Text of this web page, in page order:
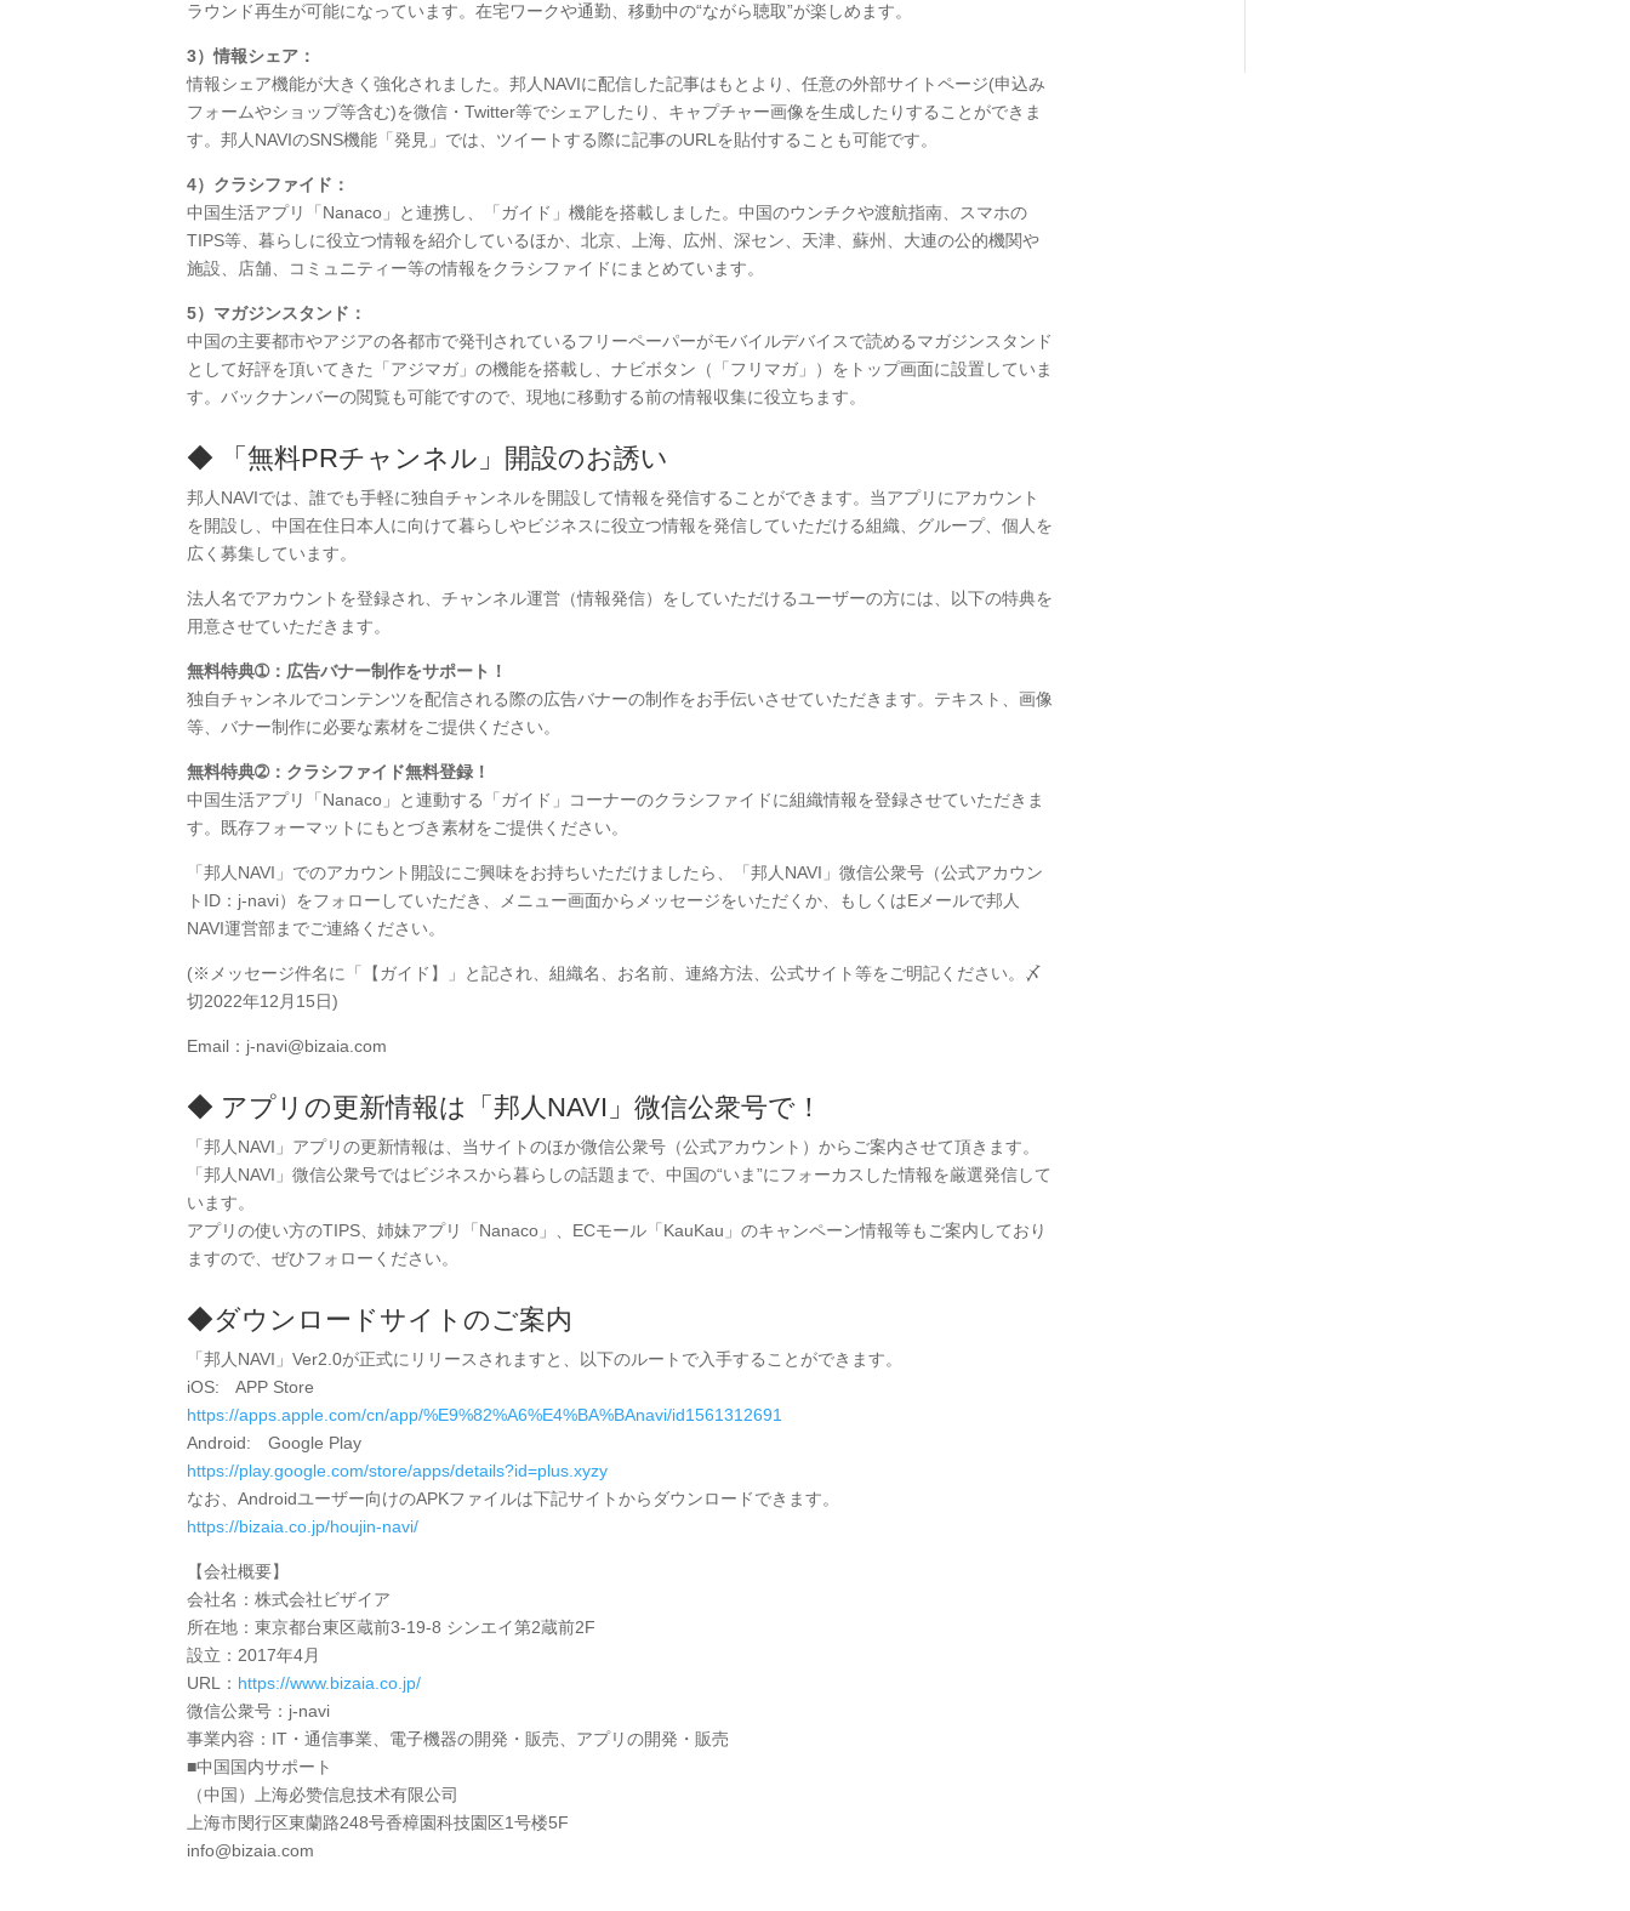
ラウンド再生が可能になっています。在宅ワークや通勤、移動中の“ながら聴取”が楽しめます。
3）情報シェア：
情報シェア機能が大きく強化されました。邦人NAVIに配信した記事はもとより、任意の外部サイトページ(申込み
フォームやショップ等含む)を微信・Twitter等でシェアしたり、キャプチャー画像を生成したりすることができま
す。邦人NAVIのSNS機能「発見」では、ツイートする際に記事のURLを貼付することも可能です。
4）クラシファイド：
中国生活アプリ「Nanaco」と連携し、「ガイド」機能を搭載しました。中国のウンチクや渡航指南、スマホの
TIPS等、暮らしに役立つ情報を紹介しているほか、北京、上海、広州、深セン、天津、蘇州、大連の公的機関や
施設、店舗、コミュニティー等の情報をクラシファイドにまとめています。
5）マガジンスタンド：
中国の主要都市やアジアの各都市で発刊されているフリーペーパーがモバイルデバイスで読めるマガジンスタンド
として好評を頂いてきた「アジマガ」の機能を搭載し、ナビボタン（「フリマガ」）をトップ画面に設置していま
す。バックナンバーの閲覧も可能ですので、現地に移動する前の情報収集に役立ちます。
◆ 「無料PRチャンネル」開設のお誘い
邦人NAVIでは、誰でも手軽に独自チャンネルを開設して情報を発信することができます。当アプリにアカウント
を開設し、中国在住日本人に向けて暮らしやビジネスに役立つ情報を発信していただける組織、グループ、個人を
広く募集しています。
法人名でアカウントを登録され、チャンネル運営（情報発信）をしていただけるユーザーの方には、以下の特典を
用意させていただきます。
無料特典➀：広告バナー制作をサポート！
独自チャンネルでコンテンツを配信される際の広告バナーの制作をお手伝いさせていただきます。テキスト、画像
等、バナー制作に必要な素材をご提供ください。
無料特典➁：クラシファイド無料登録！
中国生活アプリ「Nanaco」と連動する「ガイド」コーナーのクラシファイドに組織情報を登録させていただきま
す。既存フォーマットにもとづき素材をご提供ください。
「邦人NAVI」でのアカウント開設にご興味をお持ちいただけましたら、「邦人NAVI」微信公衆号（公式アカウン
トID：j-navi）をフォローしていただき、メニュー画面からメッセージをいただくか、もしくはEメールで邦人
NAVI運営部までご連絡ください。
(※メッセージ件名に「【ガイド】」と記され、組織名、お名前、連絡方法、公式サイト等をご明記ください。〆
切2022年12月15日)
Email：j-navi@bizaia.com
◆ アプリの更新情報は「邦人NAVI」微信公衆号で！
「邦人NAVI」アプリの更新情報は、当サイトのほか微信公衆号（公式アカウント）からご案内させて頂きます。
「邦人NAVI」微信公衆号ではビジネスから暮らしの話題まで、中国の“いま”にフォーカスした情報を厳選発信して
います。
アプリの使い方のTIPS、姉妹アプリ「Nanaco」、ECモール「KauKau」のキャンペーン情報等もご案内しており
ますので、ぜひフォローください。
◆ダウンロードサイトのご案内
「邦人NAVI」Ver2.0が正式にリリースされますと、以下のルートで入手することができます。
iOS: APP Store
https://apps.apple.com/cn/app/%E9%82%A6%E4%BA%BAnavi/id1561312691
Android: Google Play
https://play.google.com/store/apps/details?id=plus.xyzy
なお、Androidユーザー向けのAPKファイルは下記サイトからダウンロードできます。
https://bizaia.co.jp/houjin-navi/
【会社概要】
会社名：株式会社ビザイア
所在地：東京都台東区蔵前3-19-8 シンエイ第2蔵前2F
設立：2017年4月
URL： https://www.bizaia.co.jp/
微信公衆号：j-navi
事業内容：IT・通信事業、電子機器の開発・販売、アプリの開発・販売
■中国国内サポート
（中国）上海必赞信息技术有限公司
上海市閔行区東蘭路248号香樟園科技園区1号楼5F
info@bizaia.com